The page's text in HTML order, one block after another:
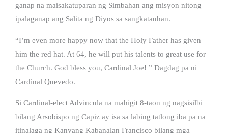
ganap na maisakatuparan ng Simbahan ang misyon nitong
ipalaganap ang Salita ng Diyos sa sangkatauhan.
“I’m even more happy now that the Holy Father has given
him the red hat. At 64, he will put his talents to great use for
the Church. God bless you, Cardinal Joe! ” Dagdag pa ni
Cardinal Quevedo.
Si Cardinal-elect Advincula na mahigit 8-taon ng nagsisilbi
bilang Arsobispo ng Capiz ay isa sa labing tatlong iba pa na
itinalaga ng Kanyang Kabanalan Francisco bilang mga